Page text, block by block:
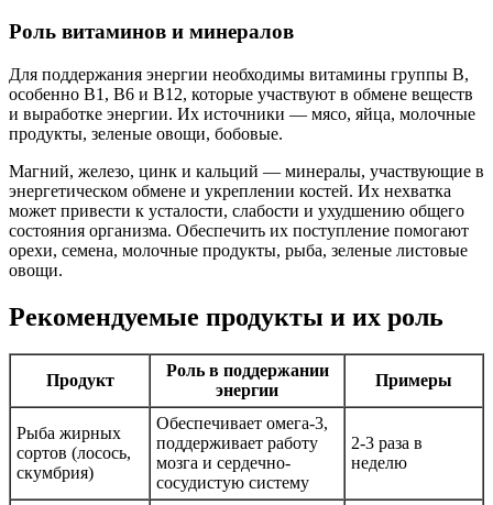
Роль витаминов и минералов
Для поддержания энергии необходимы витамины группы В,
особенно В1, В6 и В12, которые участвуют в обмене веществ
и выработке энергии. Их источники — мясо, яйца, молочные
продукты, зеленые овощи, бобовые.
Магний, железо, цинк и кальций — минералы, участвующие в
энергетическом обмене и укреплении костей. Их нехватка
может привести к усталости, слабости и ухудшению общего
состояния организма. Обеспечить их поступление помогают
орехи, семена, молочные продукты, рыба, зеленые листовые
овощи.
Рекомендуемые продукты и их роль
Продукт
Роль в поддержании
энергии
Примеры
Рыба жирных
сортов (лосось,
скумбрия)
Обеспечивает омега-3,
поддерживает работу
мозга и сердечно-
сосудистую систему
2-3 раза в
неделю